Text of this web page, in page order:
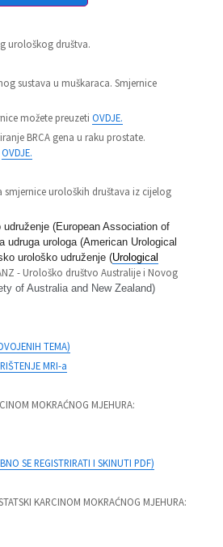
urološkog društva.
sustava u muškaraca. Smjernice
možete preuzeti OVDJE.
BRCA gena u raku prostate.
OVDJE.
smjernice uroloških društava iz cijelog
udruženje (European Association of
udruga urologa (American Urological
urološko udruženje (Urological
- Urološko društvo Australije i Novog
of Australia and New Zealand)
TEMA)
MRI-a
MOKRAĆNOG MJEHURA:
SE REGISTRIRATI I SKINUTI PDF)
KARCINOM MOKRAĆNOG MJEHURA: